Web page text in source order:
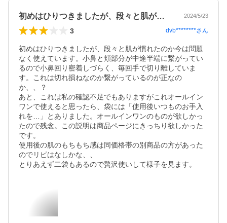
初めはひりつきましたが、段々と肌が慣れ… 2024/5/23
3 dvb********さん
初めはひりつきましたが、段々と肌が慣れたのか今は問題
なく使えています。小鼻と頬部分が中途半端に繋がってい
るので小鼻回り密着しづらく、毎回手で切り離していま
す。これは切れ損ねなのか繋がっているのが正なの
か、、？
あと、これは私の確認不足でもありますがこれオールイン
ワンで使えると思ったら、袋には「使用後いつものお手入
れを…」とありました。オールインワンのものが欲しかっ
たので残念。この説明は商品ページにきっちり欲しかった
です。
使用後の肌のもちもち感は同価格帯の別商品の方があった
のでリピはなしかな、、